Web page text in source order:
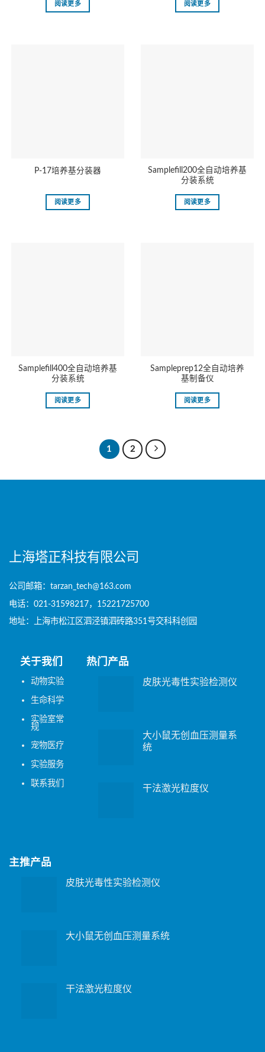
阅读更多 阅读更多
P-17培养基分装器
阅读更多
Samplefill200全自动培养基
分装系统
阅读更多
Samplefill400全自动培养基
分装系统
阅读更多
Sampleprep12全自动培养
基制备仪
阅读更多
1 2
上海塔正科技有限公司
公司邮箱：tarzan_tech@163.com
电话：021-31598217，15221725700
地址：上海市松江区泗泾镇泗砖路351号交科科创园
关于我们
动物实验
生命科学
实验室常
规
宠物医疗
实验服务
联系我们
热门产品
皮肤光毒性实验检测仪
大小鼠无创血压测量系
统
干法激光粒度仪
主推产品
皮肤光毒性实验检测仪
大小鼠无创血压测量系统
干法激光粒度仪